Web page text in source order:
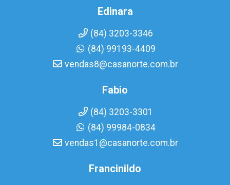
Edinara
(84) 3203-3346
(84) 99193-4409
vendas8@casanorte.com.br
Fabio
(84) 3203-3301
(84) 99984-0834
vendas1@casanorte.com.br
Francinildo